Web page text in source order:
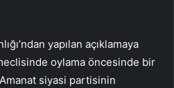
yapılan açıklamaya
oylama öncesinde bir
siyasi partisinin